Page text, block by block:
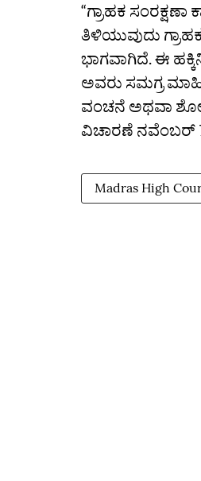
“ಗ್ರಾಹಕ
ತಿಳಿಯುವುದು
ಭಾಗವಾಗಿದೆ. ಈ
ಅವರು ಸಮಗ್ರ
ವಂಚನೆ ಅಥವಾ
ವಿಚಾರಣೆ ನವೆಂಬರ್
Madras High